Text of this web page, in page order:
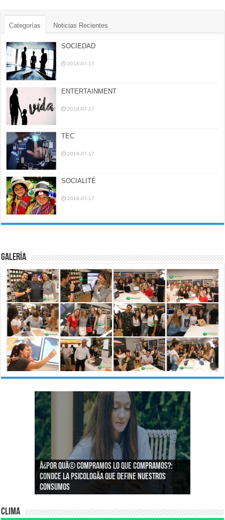
Categorías Noticias Recientes
SOCIEDAD
2018-07-17
ENTERTAINMENT
2018-07-17
TEC
2018-07-17
SOCIALITÉ
2018-07-17
Galería
Â¿CÃ³mo podemos asegurar un espacio de
igualdad en el trabajo?
Â¿Por quÃ© compramos lo que compramos?:
Conoce la psicologÃ­a que define nuestros
consumos
Clima